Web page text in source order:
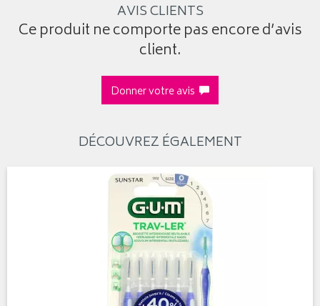
AVIS CLIENTS
Ce produit ne comporte pas encore d’avis
client.
Donner votre avis
DÉCOUVREZ ÉGALEMENT